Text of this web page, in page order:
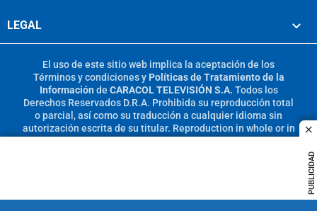
PUBLICIDAD
LEGAL
El uso de este sitio web implica la aceptación de los
Términos y condicionesy Políticas de Tratamiento de la
Información de CARACOL TELEVISIÓN S.A. Todos los
Derechos Reservados D.R.A. Prohibida su reproducción total
o parcial, así como su traducción a cualquier idioma sin
autorización escrita de su titular. Reproduction in whole or in